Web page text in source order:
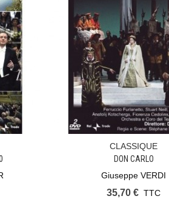
Ajouter Au Panier
CLASSIQUE
DON CARLO
Giuseppe VERDI
35,70 € TTC